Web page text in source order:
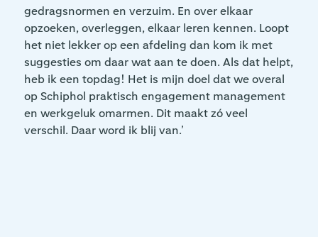
gedragsnormen en verzuim. En over elkaar
opzoeken, overleggen, elkaar leren kennen. Loopt
het niet lekker op een afdeling dan kom ik met
suggesties om daar wat aan te doen. Als dat helpt,
heb ik een topdag! Het is mijn doel dat we overal
op Schiphol praktisch engagement management
en werkgeluk omarmen. Dit maakt zó veel
verschil. Daar word ik blij van.’